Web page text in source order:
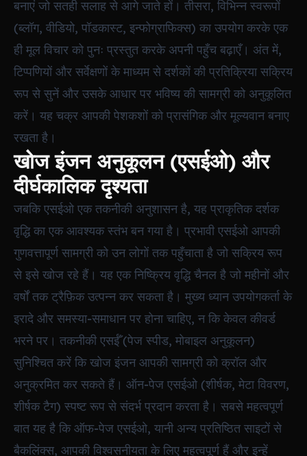
बनाएं जो सतही सलाह से आगे जाते हों। तीसरा, विभिन्न स्वरूपों
(ब्लॉग, वीडियो, पॉडकास्ट, इन्फोग्राफिक्स) का उपयोग करके एक
ही मूल विचार को पुनः प्रस्तुत करके अपनी पहुँच बढ़ाएँ। अंत में,
टिप्पणियों और सर्वेक्षणों के माध्यम से दर्शकों की प्रतिक्रिया सक्रिय
रूप से सुनें और उसके आधार पर भविष्य की सामग्री को अनुकूलित
करें। यह चक्र आपकी पेशकशों को प्रासंगिक और मूल्यवान बनाए
रखता है।
खोज इंजन अनुकूलन (एसईओ) और
दीर्घकालिक दृश्यता
जबकि एसईओ एक तकनीकी अनुशासन है, यह प्राकृतिक दर्शक
वृद्धि का एक आवश्यक स्तंभ बन गया है। प्रभावी एसईओ आपकी
गुणवत्तापूर्ण सामग्री को उन लोगों तक पहुँचाता है जो सक्रिय रूप
से इसे खोज रहे हैं। यह एक निष्क्रिय वृद्धि चैनल है जो महीनों और
वर्षों तक ट्रैफ़िक उत्पन्न कर सकता है। मुख्य ध्यान उपयोगकर्ता के
इरादे और समस्या-समाधान पर होना चाहिए, न कि केवल कीवर्ड
भरने पर। तकनीकी एसईँ (पेज स्पीड, मोबाइल अनुकूलन)
सुनिश्चित करें कि खोज इंजन आपकी सामग्री को क्रॉल और
अनुक्रमित कर सकते हैं। ऑन-पेज एसईओ (शीर्षक, मेटा विवरण,
शीर्षक टैग) स्पष्ट रूप से संदर्भ प्रदान करता है। सबसे महत्वपूर्ण
बात यह है कि ऑफ-पेज एसईओ, यानी अन्य प्रतिष्ठित साइटों से
बैकलिंक्स, आपकी विश्वसनीयता के लिए महत्वपूर्ण हैं और इन्हें